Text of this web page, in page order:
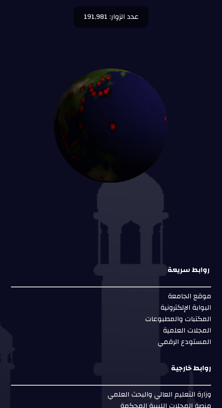
عدد الزوار: 191,981
روابط سريعة
موقع الجامعة
البوابة الإلكترونية
المكتبات والمطبوعات
المجلات العلمية
المستودع الرقمي
روابط خارجية
وزارة التعليم العالي والبحث العلمي